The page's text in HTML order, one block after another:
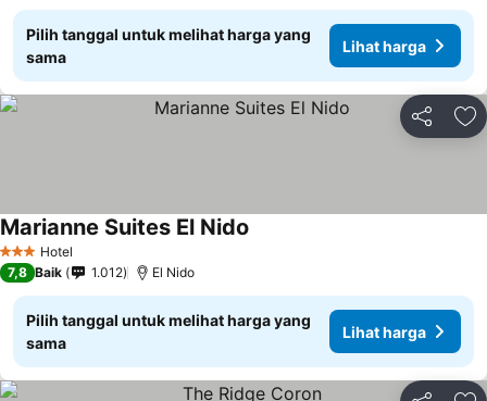
Pilih tanggal untuk melihat harga yang
sama
Lihat harga
Bagikan
3 BintangHotel
Marianne Suites El Nido
7,8 Baik 1.012 El Nido
Pilih tanggal untuk melihat harga yang
sama
Lihat harga